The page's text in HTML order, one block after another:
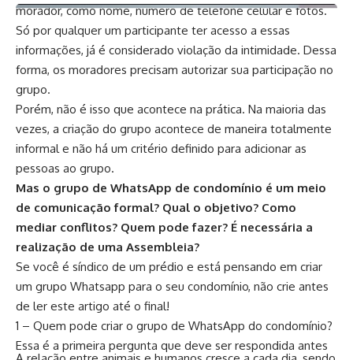
morador, como nome, número de telefone celular e fotos.
Só por qualquer um participante ter acesso a essas
informações, já é considerado violação da intimidade. Dessa
forma, os moradores precisam autorizar sua participação no
grupo.
Porém, não é isso que acontece na prática. Na maioria das
vezes, a criação do grupo acontece de maneira totalmente
informal e não há um critério definido para adicionar as
pessoas ao grupo.
Mas o grupo de WhatsApp de condomínio é um meio
de comunicação formal? Qual o objetivo? Como
mediar conflitos? Quem pode fazer? É necessária a
realização de uma Assembleia?
Se você é síndico de um prédio e está pensando em criar
um grupo Whatsapp para o seu condomínio, não crie antes
de ler este artigo até o final!
1 – Quem pode criar o grupo de WhatsApp do condomínio?
Essa é a primeira pergunta que deve ser respondida antes